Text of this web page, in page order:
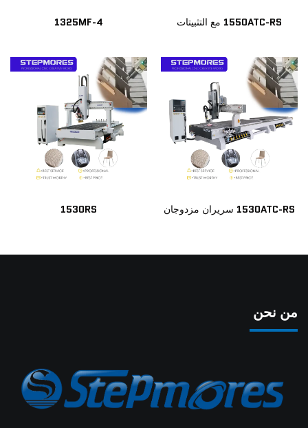
1550ATC-RS مع التثبيتات 1325MF-4
1530ATC-RS سريران مزدوجان 1530RS
من نحن